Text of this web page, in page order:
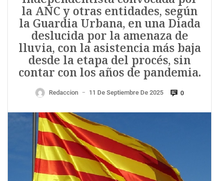
la ANC y otras entidades, según
la Guardia Urbana, en una Diada
deslucida por la amenaza de
lluvia, con la asistencia más baja
desde la etapa del procés, sin
contar con los años de pandemia.
Redaccion — 11 De Septiembre De 2025 0